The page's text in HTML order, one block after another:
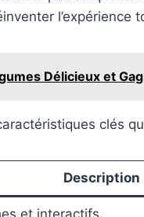
Délicieux et
clés
Description
et interactifs.